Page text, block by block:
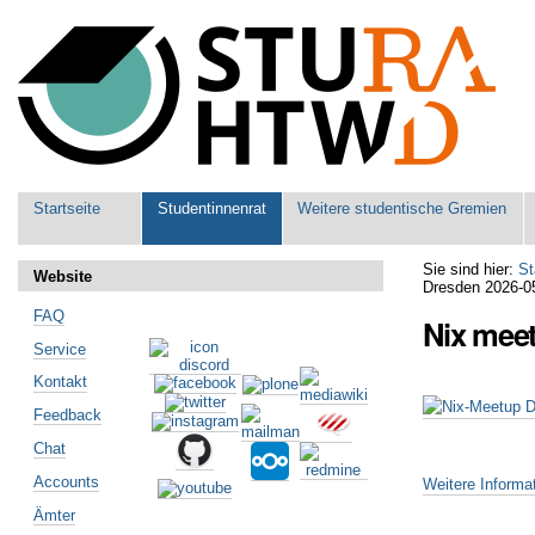
Werkzeuge
Sektionen
Startseite Studentinnenrat Weitere studentische Gremien
Sie sind hier:
Dresden 2026-
Nix
Weitere
Website
FAQ
Service
Kontakt
Feedback
Chat
Accounts
Ämter